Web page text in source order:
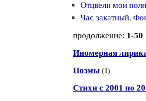
Отцвели мои
Час закатный.
продолжение: 1-50
Иномерная
Поэмы (1)
Стихи с 2001 по